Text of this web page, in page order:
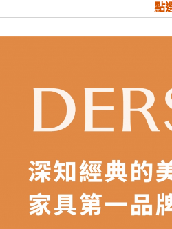
點
貨車運送如因路況不佳、天候惡
司除了盡最大努力完成配送外，
您不用整天在家等貨，以免浪費你
遇自然災害、政府宣布之災害警報
間，恕暫停百貨公司相關運送 》
回收家具服務，若需回收家俱可聯
時請儘速於三日內完成付